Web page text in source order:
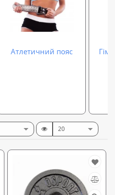
Атлетичний пояс